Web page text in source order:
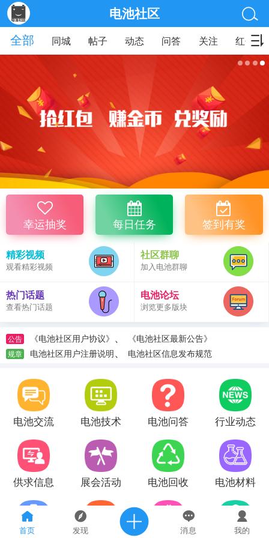
首页 发现 消息 我的
电池社区
全部
同城 帖子 动态 问答 关注 红包
幸运抽奖 每日任务 签到有奖
精彩视频
观看精彩视频
社区群聊
加入电池群聊
热门话题
查看热门话题
电池论坛
浏览更多版块
公告 《电池社区用户协议》 、 《电池社区最新公告》
规章 电池社区用户注册说明、 电池社区信息发布规范
电池交流 电池技术 电池问答 行业动态
供求信息 展会活动 电池回收 电池材料